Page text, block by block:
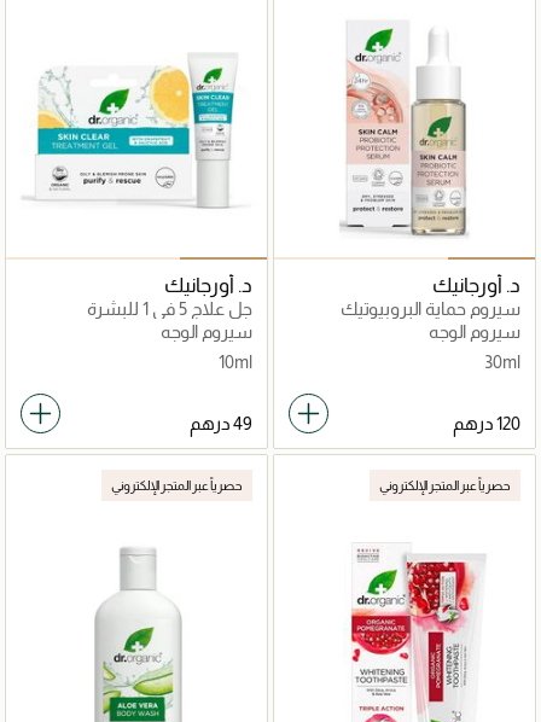
د. أورجانيك
سيروم حماية البروبيوتيك
للبشرة
سيروم الوجه
30ml
د. أورجانيك
جل علاج 5 في 1 للبشرة
سيروم الوجه
10ml
حصرياً عبر المتجر الإلكتروني حصرياً عبر المتجر الإلكتروني